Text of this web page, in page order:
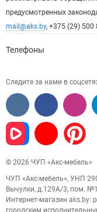
предусмотренных
mail@aks.by, +375 (29) 500
Телефоны
Следите за нами в
© 2026 ЧУП «Акс-мебель»
ЧУП «Акс-мебель», УНП
Вычулки, д.129А/3, пом.
Интернет-магазин aks.by:
городским